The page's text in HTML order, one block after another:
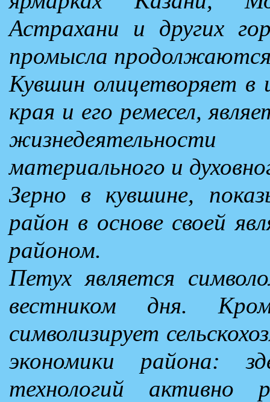
Астрахани и других
промысла
Кувшин олицетворяет
края и его ремесел,
материального и
Зерно в кувшине,
район в основе своей
районом.
Петух является
вестником дня.
символизирует
экономики района:
технологий активно